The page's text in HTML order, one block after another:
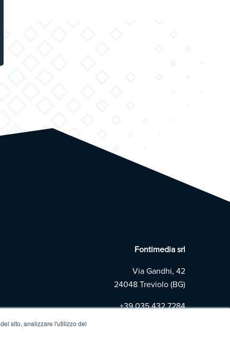
sito, analizzare l'utilizzo del
Fontimedia srl
Via Gandhi, 42
24048 Treviolo (BG)
+39035 432 7284